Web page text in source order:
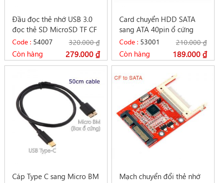
Đầu đọc thẻ nhớ USB 3.0
đọc thẻ SD MicroSD TF CF
MS Acasis IS-015
320.000₫
279.000₫
Code : 54007
Còn hàng
Card chuyển HDD SATA
sang ATA 40pin ổ cứng
HDD 3.5 – chip JM20330
210.000₫
189.000₫
Code : 53001
Còn hàng
Cáp Type C sang Micro BM
Mạch chuyển đổi thẻ nhớ